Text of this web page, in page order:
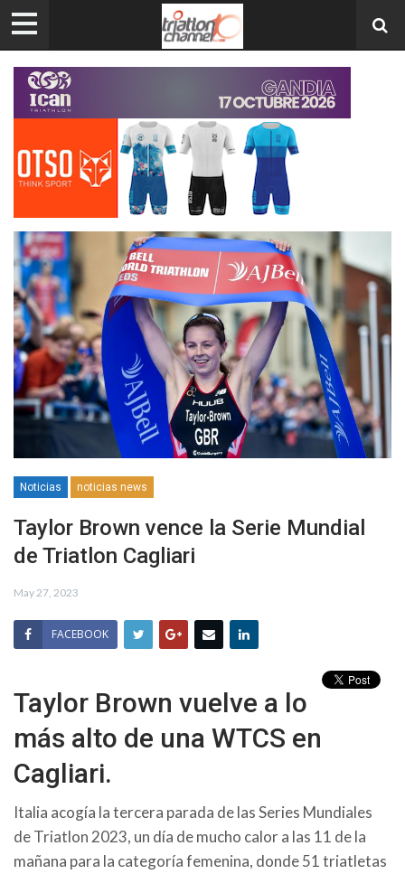
Noticias noticias news
Taylor Brown vence la Serie Mundial
de Triatlon Cagliari
May 27, 2023
FACEBOOK
Taylor Brown vuelve a lo
más alto de una WTCS en
Cagliari.
Italia acogía la tercera parada de las Series Mundiales
de Triatlon 2023, un día de mucho calor a las 11 de la
mañana para la categoría femenina, donde 51 triatletas